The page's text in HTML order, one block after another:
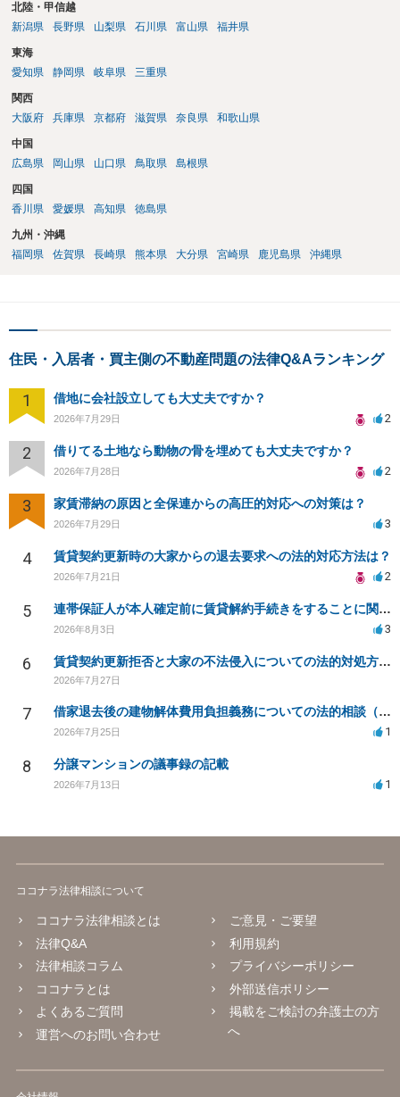
北陸・甲信越
新潟県
長野県 山梨県 石川県 富山県 福井県
東海
愛知県
静岡県 岐阜県 三重県
関西
大阪府
兵庫県 京都府 滋賀県 奈良県 和歌山県
中国
広島県
岡山県 山口県 鳥取県 島根県
四国
香川県
愛媛県 高知県 徳島県
九州・沖縄
福岡県
佐賀県 長崎県 熊本県 大分県 宮崎県 鹿児島県 沖縄県
住民・入居者・買主側の不動産問題の法律Q&Aランキング
1 借地に会社設立しても大丈夫ですか？
2026年7月29日 2
2 借りてる土地なら動物の骨を埋めても大丈夫ですか？
2026年7月28日 2
3 家賃滞納の原因と全保連からの高圧的対応への対策は？
2026年7月29日 3
4 賃貸契約更新時の大家からの退去要求への法的対応方法は？
2026年7月21日 2
5 連帯保証人が本人確定前に賃貸解約手続きをすることに関して
2026年8月3日 3
6 賃貸契約更新拒否と大家の不法侵入についての法的対処方法は？
2026年7月27日
7 借家退去後の建物解体費用負担義務についての法的相談（補足説明修正）
2026年7月25日 1
8 分譲マンションの議事録の記載
2026年7月13日 1
ココナラ法律相談について
ココナラ法律相談とは
法律Q&A
法律相談コラム
ココナラとは
よくあるご質問
運営へのお問い合わせ
ご意見・ご要望
利用規約
プライバシーポリシー
外部送信ポリシー
掲載をご検討の弁護士の方
へ